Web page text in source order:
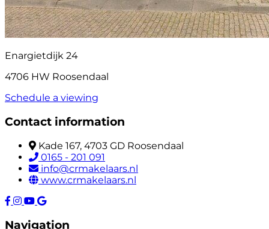
Enargietdijk 24
4706 HW Roosendaal
Schedule a viewing
Contact information
Kade 167, 4703 GD Roosendaal
0165 - 201 091
info@crmakelaars.nl
www.crmakelaars.nl
Navigation